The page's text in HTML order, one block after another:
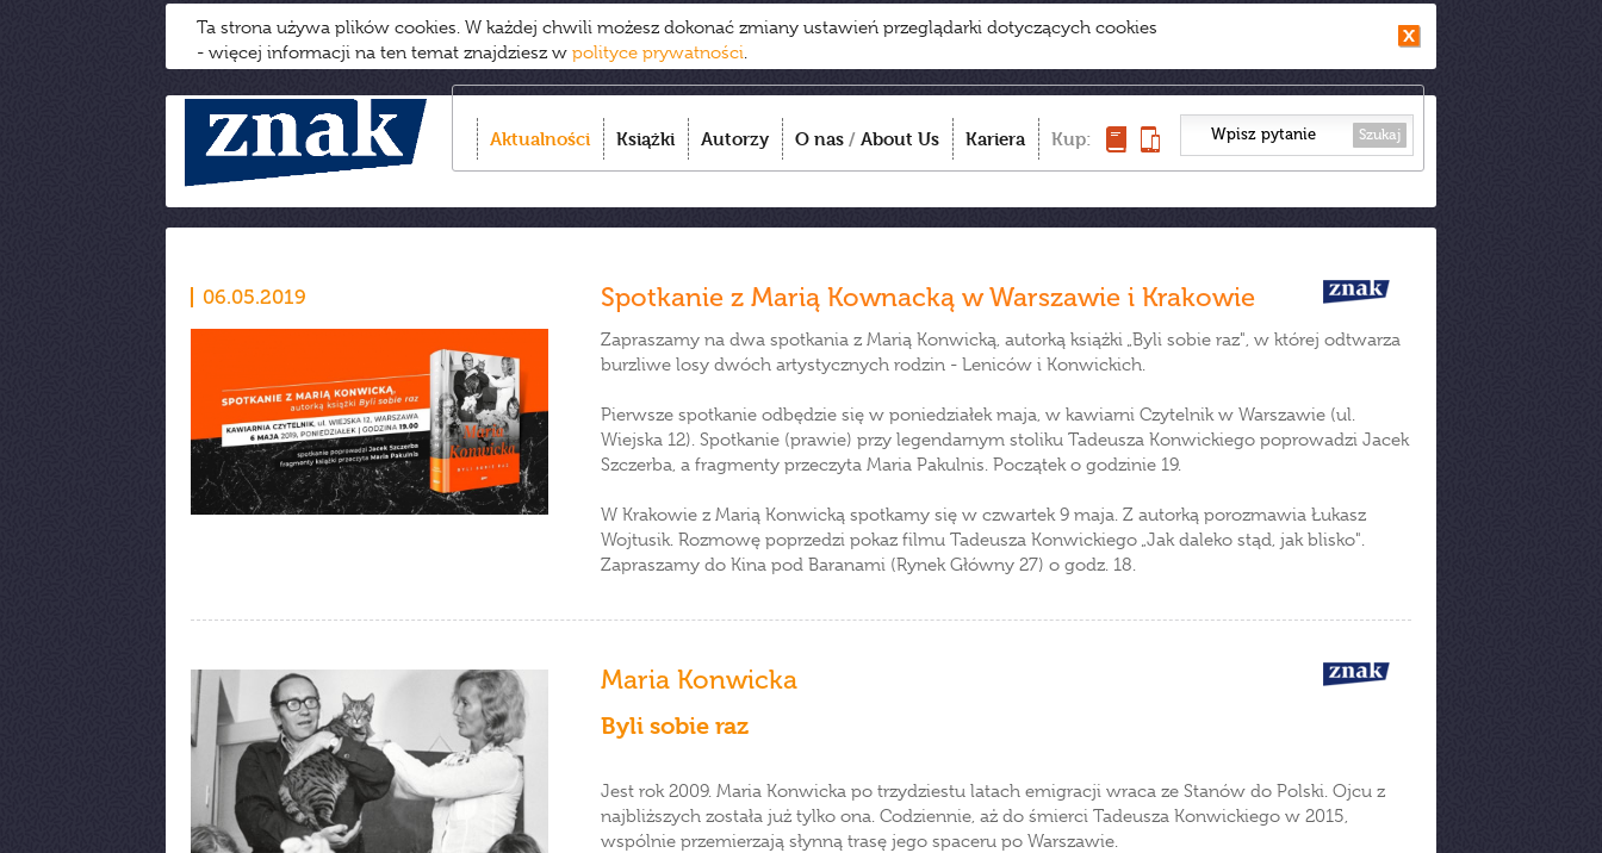
Ta strona używa plików cookies. W każdej chwili możesz dokonać zmiany ustawień przeglądarki dotyczących cookies
- więcej informacji na ten temat znajdziesz w polityce prywatności.
Aktualności Książki Autorzy O nas / About Us Kariera Kup: Szukaj
06.05.2019 Spotkanie z Marią Kownacką w Warszawie i Krakowie
Zapraszamy na dwa spotkania z Marią Konwicką, autorką książki „Byli sobie raz", w której odtwarza
burzliwe losy dwóch artystycznych rodzin - Leniców i Konwickich.
Pierwsze spotkanie odbędzie się w poniedziałek maja, w kawiarni Czytelnik w Warszawie (ul.
Wiejska 12). Spotkanie (prawie) przy legendarnym stoliku Tadeusza Konwickiego poprowadzi Jacek
Szczerba, a fragmenty przeczyta Maria Pakulnis. Początek o godzinie 19.
W Krakowie z Marią Konwicką spotkamy się w czwartek 9 maja. Z autorką porozmawia Łukasz
Wojtusik. Rozmowę poprzedzi pokaz filmu Tadeusza Konwickiego „Jak daleko stąd, jak blisko".
Zapraszamy do Kina pod Baranami (Rynek Główny 27) o godz. 18.
Maria Konwicka
Byli sobie raz
Jest rok 2009. Maria Konwicka po trzydziestu latach emigracji wraca ze Stanów do Polski. Ojcu z
najbliższych została już tylko ona. Codziennie, aż do śmierci Tadeusza Konwickiego w 2015,
wspólnie przemierzają słynną trasę jego spaceru po Warszawie.